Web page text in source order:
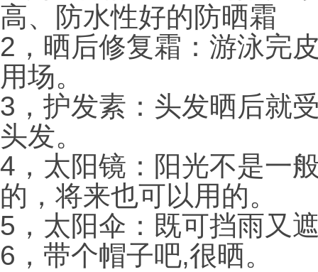
高、防水性好的防晒霜
2，晒后修复霜：游泳完
用场。
3，护发素：头发晒后就
头发。
4，太阳镜：阳光不是一
的，将来也可以用的。
5，太阳伞：既可挡雨又
6，带个帽子吧,很晒。